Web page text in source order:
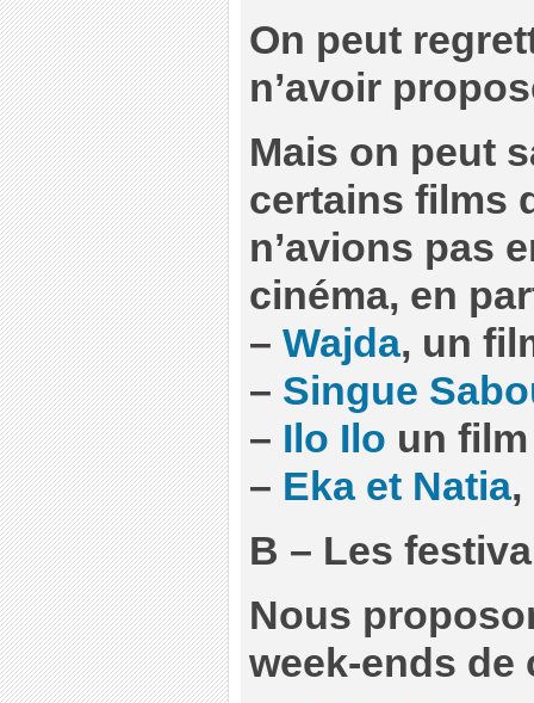
On peut
n’avoir
Mais on peut
certains films
n’avions pas
cinéma, en
– Wajda, un
– Singue
– Ilo Ilo un
– Eka et Natia,
B – Les
Nous
week-ends de